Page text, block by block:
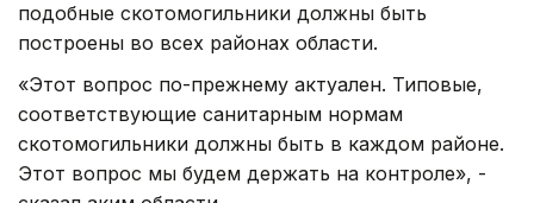
подобные скотомогильники должны быть
построены во всех районах области.
«Этот вопрос по-прежнему актуален. Типовые,
соответствующие санитарным нормам
скотомогильники должны быть в каждом районе.
Этот вопрос мы будем держать на контроле», -